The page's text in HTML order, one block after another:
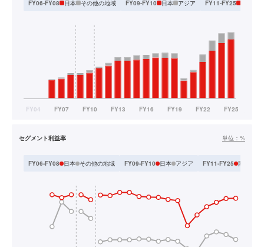
FY06-FY08 日本 その他の地域 FY09-FY10 日本 アジア FY11-FY25
セグメント利益率 単位： %
FY06-FY08 日本 その他の地域 FY09-FY10 日本 アジア FY11-FY25 国内